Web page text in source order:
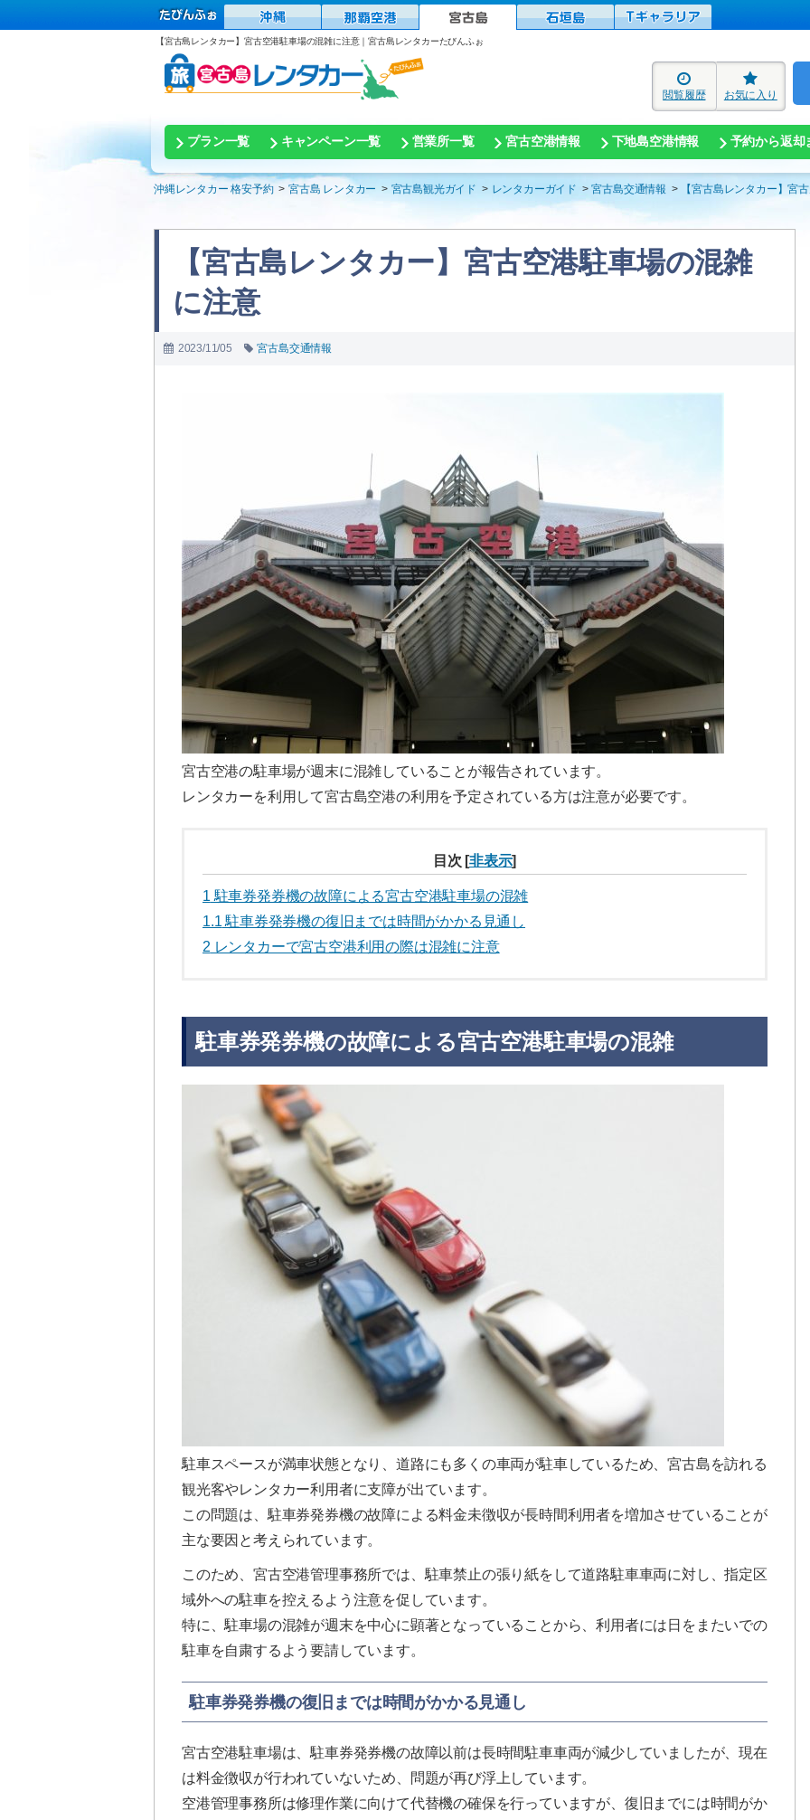
【宮古島レンタカー】宮古空港駐車場の混雑に注意｜宮古島レンタカーたびんふぉ
閲覧履歴 お気に入り
プラン一覧 キャンペーン一覧 営業所一覧 宮古空港情報 下地島空港情報 予約から返却
沖縄レンタカー 格安予約 宮古島 レンタカー 宮古島観光ガイド レンタカーガイド 宮古島交通情報 【宮古島レンタカー】宮
【宮古島レンタカー】宮古空港駐車場の混雑
に注意
2023/11/05 宮古島交通情報
宮古空港の駐車場が週末に混雑していることが報告されています。
レンタカーを利用して宮古島空港の利用を予定されている方は注意が必要です。
目次 [非表示]
1 駐車券発券機の故障による宮古空港駐車場の混雑
1.1 駐車券発券機の復旧までは時間がかかる見通し
2 レンタカーで宮古空港利用の際は混雑に注意
駐車券発券機の故障による宮古空港駐車場の混雑
駐車スペースが満車状態となり、道路にも多くの車両が駐車しているため、宮古島を訪れる
観光客やレンタカー利用者に支障が出ています。
この問題は、駐車券発券機の故障による料金未徴収が長時間利用者を増加させていることが
主な要因と考えられています。
このため、宮古空港管理事務所では、駐車禁止の張り紙をして道路駐車車両に対し、指定区
域外への駐車を控えるよう注意を促しています。
特に、駐車場の混雑が週末を中心に顕著となっていることから、利用者には日をまたいでの
駐車を自粛するよう要請しています。
駐車券発券機の復旧までは時間がかかる見通し
宮古空港駐車場は、駐車券発券機の故障以前は長時間駐車車両が減少していましたが、現在
は料金徴収が行われていないため、問題が再び浮上しています。
空港管理事務所は修理作業に向けて代替機の確保を行っていますが、復旧までには時間がか